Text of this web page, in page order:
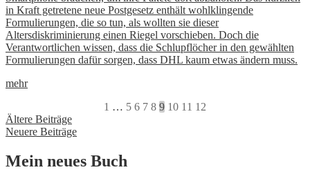
in Kraft getretene neue Postgesetz enthält wohlklingende
Formulierungen, die so tun, als wollten sie dieser
Altersdiskriminierung einen Riegel vorschieben. Doch die
Verantwortlichen wissen, dass die Schlupflöcher in den gewählten
Formulierungen dafür sorgen, dass DHL kaum etwas ändern muss.
mehr
1 … 5 6 7 8 9 10 11 12
Beitragsnavigation
Ältere Beiträge
Neuere Beiträge
Mein neues Buch